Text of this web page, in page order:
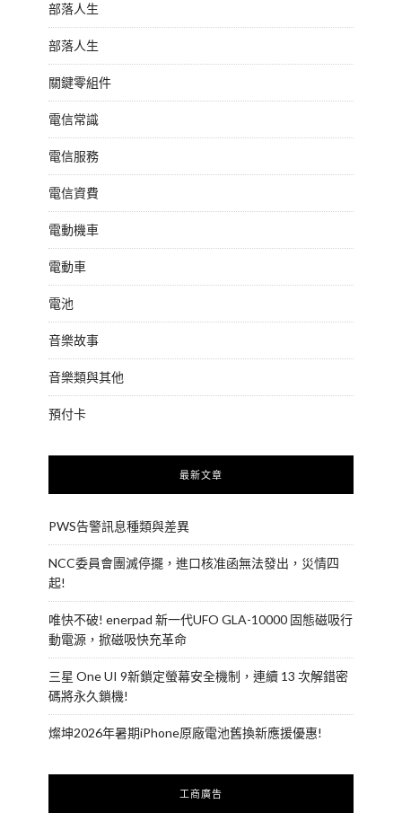
部落人生
部落人生
關鍵零組件
電信常識
電信服務
電信資費
電動機車
電動車
電池
音樂故事
音樂類與其他
預付卡
最新文章
PWS告警訊息種類與差異
NCC委員會團滅停擺，進口核准函無法發出，災情四
起!
唯快不破! enerpad 新一代UFO GLA-10000 固態磁吸行
動電源，掀磁吸快充革命
三星 One UI 9新鎖定螢幕安全機制，連續 13 次解錯密
碼將永久鎖機!
燦坤2026年暑期iPhone原廠電池舊換新應援優惠!
工商廣告